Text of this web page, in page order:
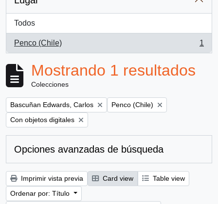
Todos
Penco (Chile)
, 1 resultados
1
Mostrando 1 resultados
Colecciones
Remove filter:
Bascuñan Edwards, Carlos Remove filter:
Penco (Chile)
Remove filter:
Con objetos digitales
Opciones avanzadas de búsqueda
Imprimir vista previa Card view
Table view
Ordenar por: Título